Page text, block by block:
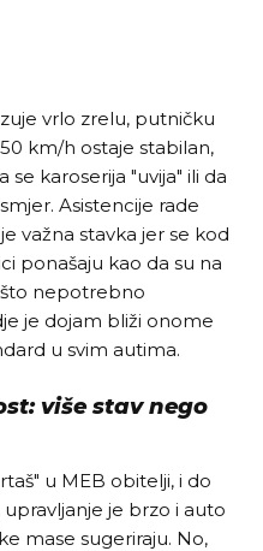
vrlo zrelu, putničku
km/h ostaje stabilan,
se karoserija "uvija" ili da
Asistencije rade
važna stavka jer se kod
ponašaju kao da su na
nepotrebno
je dojam bliži onome
u svim autima.
više stav nego
u MEB obitelji, i do
je brzo i auto
mase sugeriraju. No,